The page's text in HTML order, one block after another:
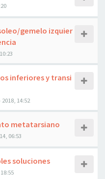
gemelo izquier
inferiores y transi
2018, 14:52
metatarsiano
06:53
soluciones